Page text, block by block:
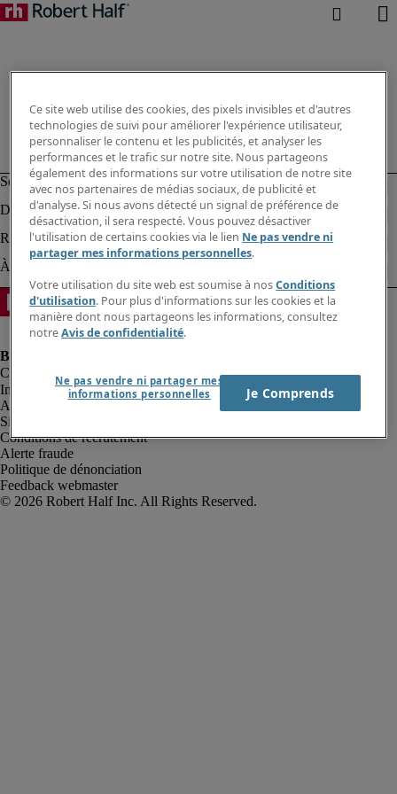
Informations sur la société
Avis de confidentialité
Site web et cookies
Conditions de recrutement
Alerte fraude
Politique de dénonciation
Feedback webmaster
Ce site web utilise des cookies, des pixels invisibles et d'autres
technologies de suivi pour améliorer l'expérience utilisateur,
personnaliser le contenu et les publicités, et analyser les
performances et le trafic sur notre site. Nous partageons
également des informations sur votre utilisation de notre site
avec nos partenaires de médias sociaux, de publicité et
d'analyse. Si nous avons détecté un signal de préférence de
désactivation, il sera respecté. Vous pouvez désactiver
l'utilisation de certains cookies via le lien Ne pas vendre ni
partager mes informations personnelles.
Votre utilisation du site web est soumise à nosConditions
d'utilisation. Pour plus d'informations sur les cookies et la
manière dont nous partageons les informations, consultez
notreAvis de confidentialité.
Ne pas vendre ni partager mes
informations personnelles
Je Comprends